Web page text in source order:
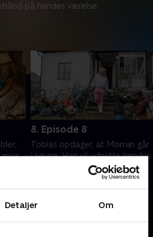
Detaljer Om
på hendes værelse.
mos.
8. Episode 8
Tobias opdager, at Morran går
i søvne. Han vil udnytte hendes
energi og installerer et
løbebånd på hendes værelse.